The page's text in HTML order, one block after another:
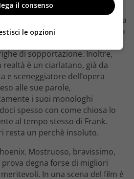
questi due uomini, l’uno in fuga
dalla carnalità, e il loro rapporto
rendono la pellicola
di sopportazione. Inoltre,
è un ciarlatano, già da
e sceneggiatore dell’opera
alle sue parole,
i suoi monologhi
spesso con come chiosa lo
al tempo stesso di Frank.
resta un perchè insoluto.
Mostruoso, bravissimo,
prova degna forse di migliori
In una scena del film è
il consenso
le opzioni